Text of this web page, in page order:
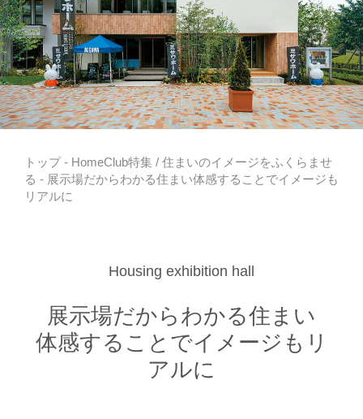
トップ- HomeClub特集/ 住まいのイメージをふくらませ
る - 展示場だからわかる住まい体感することでイメージも
リアルに
Housing exhibition hall
展示場だからわかる住まい
体感することでイメージもリ
アルに